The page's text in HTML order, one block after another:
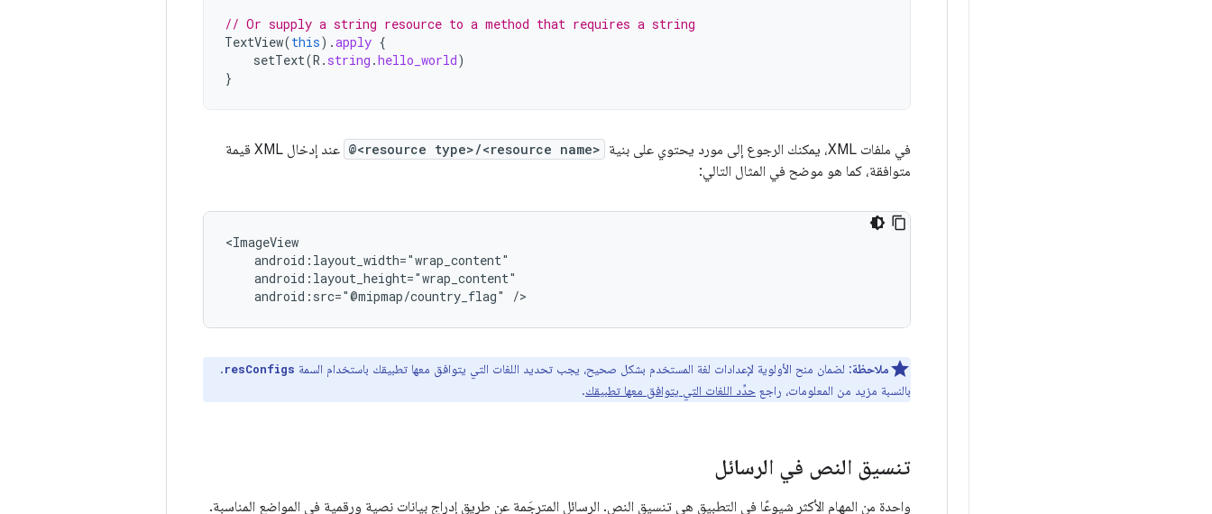
// Or supply a string resource to a method that requires a string
TextView(this).apply {
setText(R . string .hello_world)
}
في ملفات XML، يمكنك الرجوع إلى مورد يحتوي على بنية @<resource type>/<resource name>
عند إدخال XML قيمة
متوافقة، كما هو موضح في المثال التالي:
android:src="@mipmap/country_flag"
/>
ملاحظة: لضمان منح الأولوية لإعدادات لغة المستخدم بشكل صحيح، يجب تحديد اللغات التي يتوافق معها تطبيقك باستخدام السمة resConfigs
.
بالنسبة مزيد من المعلومات، راجع حدِّد اللغات التي يتوافق معها تطبيقك.
تنسيق النص في الرسائل
واحدة من المهام الأكثر شيوعًا في التطبيق هي تنسيق النص. الرسائل المترجَمة عن طريق إدراج بيانات نصية ورقمية في المواضع المناسبة.